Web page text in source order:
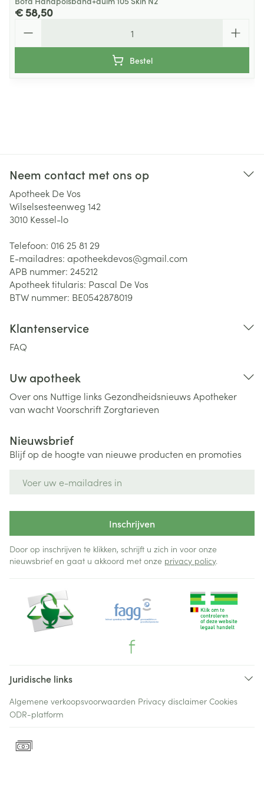
€ 58,50
Bestel
Neem contact met ons op
Apotheek De Vos
Wilselsesteenweg 142
3010 Kessel-lo
Telefoon: 016 25 81 29
E-mailadres: apotheekdevos@gmail.com
APB nummer: 245212
Apotheek titularis: Pascal De Vos
BTW nummer: BE0542878019
Klantenservice
FAQ
Uw apotheek
Over ons Nuttige links Gezondheidsnieuws Apotheker
van wachtVoorschriftZorgtarieven
Nieuwsbrief
Blijf op de hoogte van nieuwe producten en promoties
Inschrijven
Door op inschrijven te klikken, schrijft u zich in voor onze
nieuwsbrief en gaat u akkoord met onze privacy policy.
Juridische links
Algemene verkoopsvoorwaarden Privacy disclaimer Cookies
ODR-platform